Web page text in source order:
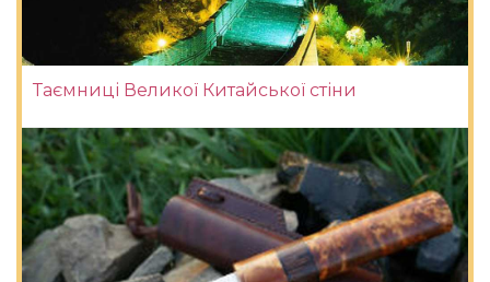
Таємниці Великої Китайської стіни